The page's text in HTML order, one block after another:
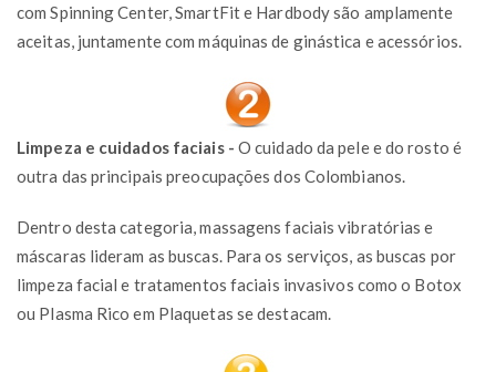
com Spinning Center, SmartFit e Hardbody são amplamente
aceitas, juntamente com máquinas de ginástica e acessórios.
Limpeza e cuidados faciais - O cuidado da pele e do rosto é
outra das principais preocupações dos Colombianos.
Dentro desta categoria, massagens faciais vibratórias e
máscaras lideram as buscas. Para os serviços, as buscas por
limpeza facial e tratamentos faciais invasivos como o Botox
ou Plasma Rico em Plaquetas se destacam.